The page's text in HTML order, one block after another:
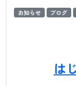
お知らせ ブログ
は